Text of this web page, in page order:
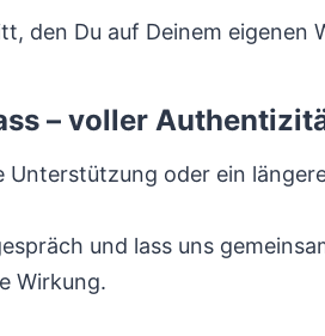
den Du auf Deinem eigenen
– voller
Unterstützung oder ein
und lass uns
Wirkung.